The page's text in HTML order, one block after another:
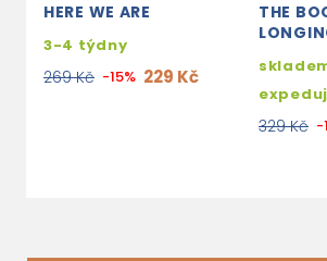
HERE WE ARE
3-4 týdny
269 Kč -15% 229 Kč
THE
329 Kč -